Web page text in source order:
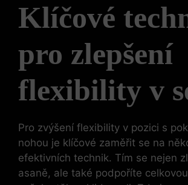
Klíčové
pro zlepšení
flexibility v
Pro zvýšení flexibility v pozici s
nohou je klíčové zaměřit se na
efektivních technik. Tím se nejen
asaně, ale také podpoříte